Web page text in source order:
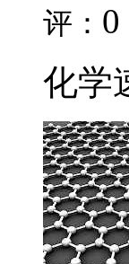
评： 0
化学